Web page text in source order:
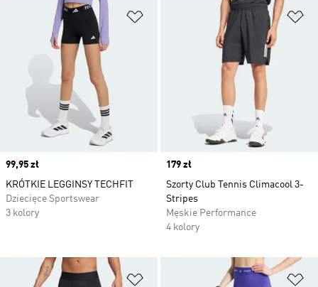
Dodaj do listy życzeń
Price
99,95 zł
KRÓTKIE LEGGINSY TECHFIT
Dziecięce Sportswear
3 kolory
Price
179 zł
Szorty Club Tennis Climacool 3-
Stripes
Męskie Performance
4 kolory
Dodaj do listy życzeń